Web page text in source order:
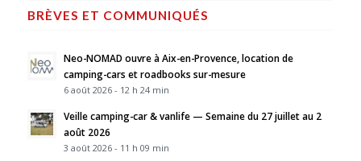
BRÈVES ET COMMUNIQUÉS
Neo-NOMAD ouvre à Aix-en-Provence, location de
camping-cars et roadbooks sur-mesure
6 août 2026 - 12 h 24 min
Veille camping-car & vanlife — Semaine du 27 juillet au 2
août 2026
3 août 2026 - 11 h 09 min